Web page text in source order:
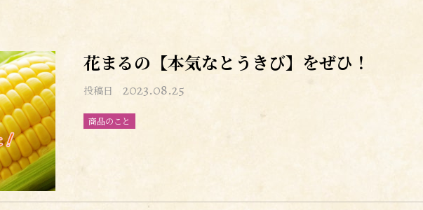
花まるの【本気なとうきび】をぜひ！
投稿日 2023.08.25
商品のこと